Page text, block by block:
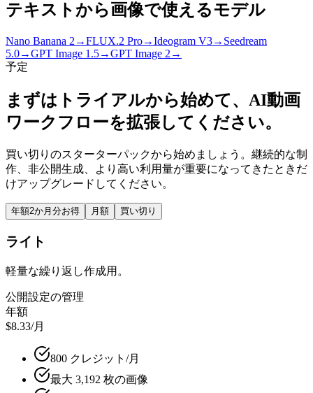
テキストから画像で使えるモデル
Nano Banana 2 →FLUX.2 Pro→Ideogram V3→ Seedream
5.0→GPT Image 1.5→GPT Image 2 →
予定
まずはトライアルから始めて、AI動画
ワークフローを拡張してください。
買い切りのスターターパックから始めましょう。継続的な制
作、非公開生成、より高い利用量が重要になってきたときだ
けアップグレードしてください。
年額2か月分お得 月額 買い切り
ライト
軽量な繰り返し作成用。
公開設定の管理
年額
$8.33/月
800 クレジット/月
最大 3,192 枚の画像